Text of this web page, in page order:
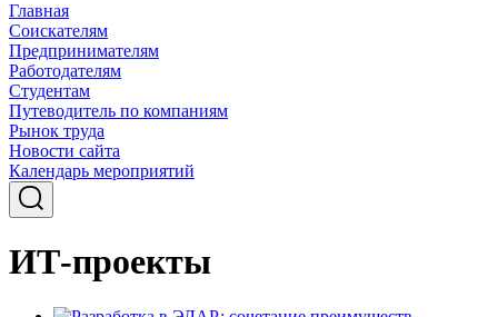
Главная
Соискателям
Предпринимателям
Работодателям
Студентам
Путеводитель по компаниям
Рынок труда
Новости сайта
Календарь мероприятий
ИТ-проекты